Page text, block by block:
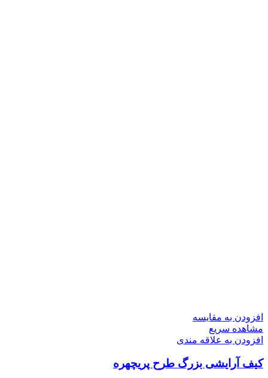
افزودن به مقایسه
مشاهده سریع
افزودن به علاقه مندی
کیف آرایشی بزرگ طرح پریچهره